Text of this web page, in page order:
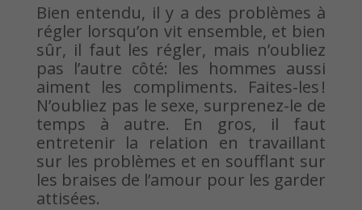
Bien entendu, il y a des problèmes à
régler lorsqu’on vit ensemble, et bien
sûr, il faut les régler, mais n’oubliez
pas l’autre côté: les hommes aussi
aiment les compliments. Faites-les !
N’oubliez pas le sexe, surprenez-le de
temps à autre. En gros, il faut
entretenir la relation en travaillant
sur les problèmes et en soufflant sur
les braises de l’amour pour les garder
attisées.